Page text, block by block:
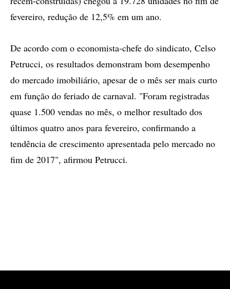
fevereiro, redução de 12,5% em um ano.
De acordo com o economista-chefe do sindicato, Celso
Petrucci, os resultados demonstram bom desempenho
do mercado imobiliário, apesar de o mês ser mais curto
em função do feriado de carnaval. "Foram registradas
quase 1.500 vendas no mês, o melhor resultado dos
últimos quatro anos para fevereiro, confirmando a
tendência de crescimento apresentada pelo mercado no
fim de 2017", afirmou Petrucci.